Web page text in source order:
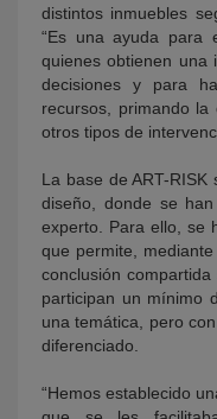
distintos inmuebles
“Es una ayuda para
quienes obtienen una
decisiones y para
recursos, primando la
otros tipos de
La base de ART-
diseño, donde se
experto. Para ello, se
que permite,
conclusión
participan un mínimo
una temática, pero
diferenciado.
“Hemos establecido